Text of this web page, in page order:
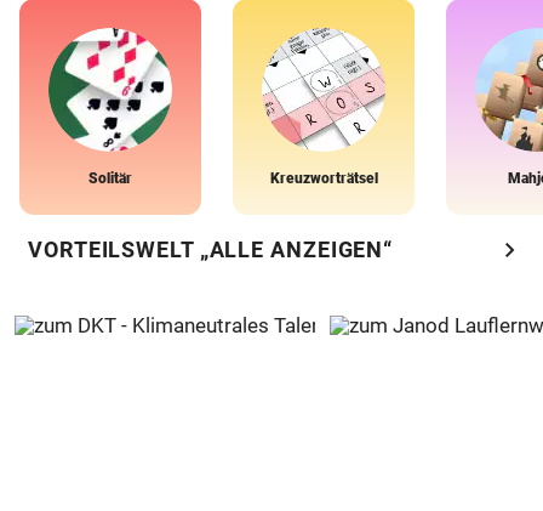
Solitär Kreuzworträtsel
VORTEILSWELT „ALLE ANZEIGEN“ chevron_right